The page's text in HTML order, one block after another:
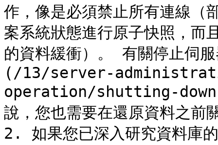
作，像是必須禁止所有連線
案系統狀態進行原子快照，而
的資料緩衝）。 有關停止
(/13/server-
operation/shutting-
說，您也需要在還原資料之前
2. 如果您已深入研究資料庫